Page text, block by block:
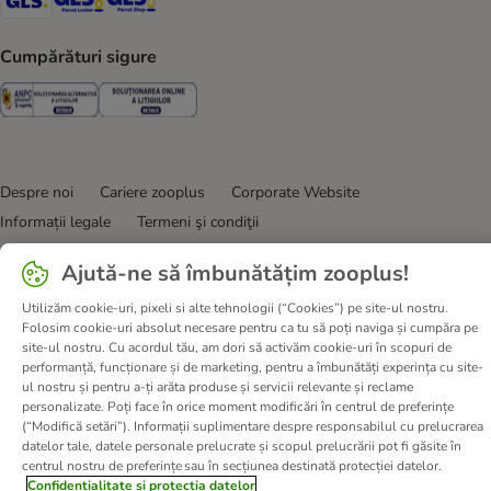
Cumpărături sigure
Security Security
Despre noi Cariere zooplus
Corporate Website
Informații legale
Termeni şi condiţii
Deșeuri și protecția mediului
Retrageți-vă din contract aici
Metode de plată
Program de afiliere
Declarație de accesibilitate
Confidenţialitate & protecția datelor
DSA
© zooplus SE 2026
Ajută-ne să îmbunătățim zooplus!
Utilizăm cookie-uri, pixeli si alte tehnologii (“Cookies”) pe site-ul nostru.
Folosim cookie-uri absolut necesare pentru ca tu să poți naviga și cumpăra pe
site-ul nostru. Cu acordul tău, am dori să activăm cookie-uri în scopuri de
performanță, funcționare și de marketing, pentru a îmbunătăți experința cu site-
ul nostru și pentru a-ți arăta produse și servicii relevante și reclame
personalizate. Poți face în orice moment modificări în centrul de preferințe
(“Modifică setări”). Informații suplimentare despre responsabilul cu prelucrarea
datelor tale, datele personale prelucrate și scopul prelucrării pot fi găsite în
centrul nostru de preferințe sau în secțiunea destinată protecției datelor.
Confidențialitate și protecția datelor